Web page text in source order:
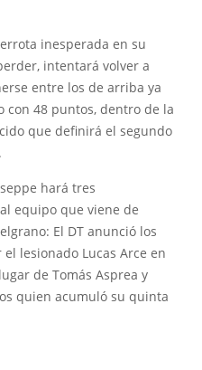
inesperada en su
intentará volver a
entre los de arriba ya
con 48 puntos, dentro de la
que definirá el segundo
hará tres
equipo que viene de
El DT anunció los
lesionado Lucas Arce en
de Tomás Asprea y
quien acumuló su quinta